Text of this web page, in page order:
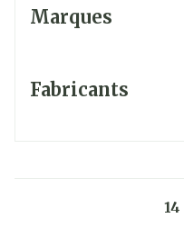
Marques
Fabricants
14